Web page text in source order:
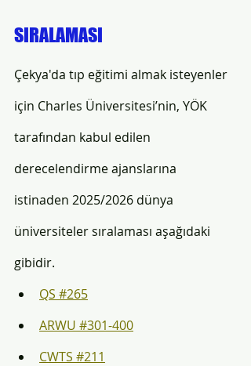
SIRALAMASI
Çekya'da tıp eğitimi almak isteyenler
için Charles Üniversitesi’nin, YÖK
tarafından kabul edilen
derecelendirme ajanslarına
istinaden 2025/2026 dünya
üniversiteler sıralaması aşağıdaki
gibidir.
QS #265
ARWU #301-400
CWTS #211